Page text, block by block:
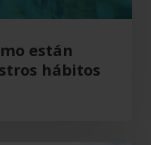
están
hábitos